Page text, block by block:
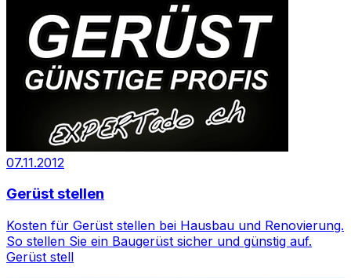
07.11.2012
Gerüst stellen
Kosten für Gerüst stellen bei Hausbau und Renovierung.
So stellen Sie ein Baugerüst sicher und günstig auf.
Gerüst stell